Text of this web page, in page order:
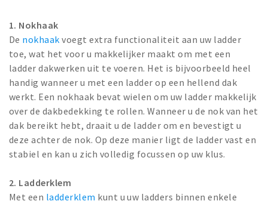
1. Nokhaak
De nokhaak voegt extra functionaliteit aan uw ladder
toe, wat het voor u makkelijker maakt om met een
ladder dakwerken uit te voeren. Het is bijvoorbeeld heel
handig wanneer u met een ladder op een hellend dak
werkt. Een nokhaak bevat wielen om uw ladder makkelijk
over de dakbedekking te rollen. Wanneer u de nok van het
dak bereikt hebt, draait u de ladder om en bevestigt u
deze achter de nok. Op deze manier ligt de ladder vast en
stabiel en kan u zich volledig focussen op uw klus.
2. Ladderklem
Met een ladderklem kunt u uw ladders binnen enkele